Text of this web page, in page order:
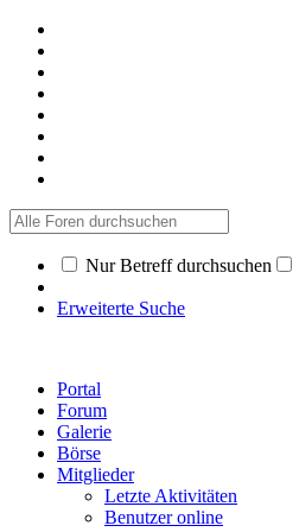
Nur Betreff durchsuchen
Erweiterte Suche
Portal
Forum
Galerie
Börse
Mitglieder
Letzte Aktivitäten
Benutzer online